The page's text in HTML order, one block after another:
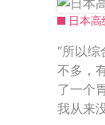
日本
“所以
不多，
了一个
我从来